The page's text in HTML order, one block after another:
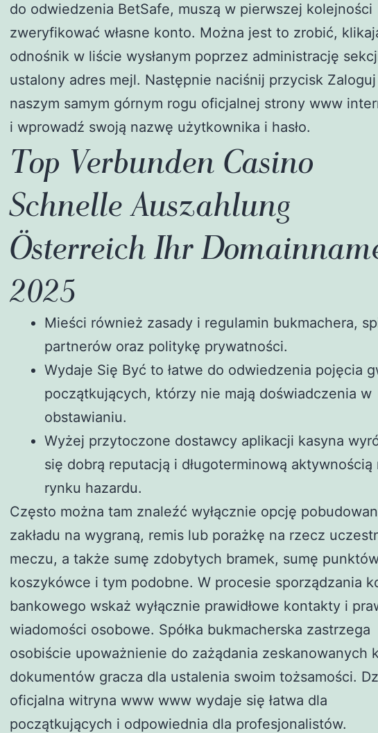
do odwiedzenia BetSafe, muszą w pierwszej kolejności
zweryfikować własne konto. Można jest to zrobić,
odnośnik w liście wysłanym poprzez administrację
ustalony adres mejl. Następnie naciśnij przycisk
naszym samym górnym rogu oficjalnej strony www
i wprowadź swoją nazwę użytkownika i hasło.
Top Verbunden Casino
Schnelle Auszahlung
Österreich Ihr
2025
Mieści również zasady i regulamin bukmachera,
partnerów oraz politykę prywatności.
Wydaje Się Być to łatwe do odwiedzenia pojęcia
początkujących, którzy nie mają doświadczenia w
obstawianiu.
Wyżej przytoczone dostawcy aplikacji kasyna
się dobrą reputacją i długoterminową aktywnością
rynku hazardu.
Często można tam znaleźć wyłącznie opcję
zakładu na wygraną, remis lub porażkę na rzecz
meczu, a także sumę zdobytych bramek, sumę
koszykówce i tym podobne. W procesie sporządzania
bankowego wskaż wyłącznie prawidłowe kontakty i
wiadomości osobowe. Spółka bukmacherska zastrzega
osobiście upoważnienie do zażądania zeskanowanych
dokumentów gracza dla ustalenia swoim tożsamości.
oficjalna witryna www www wydaje się łatwa dla
początkujących i odpowiednia dla profesjonalistów.